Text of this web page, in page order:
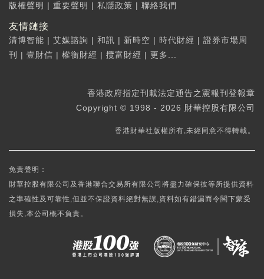
版權聲明 | 重要聲明 | 私隱政策 | 聯絡我們
友情鏈接
清博智能 | 艾媒諮詢 | 和訊 | 新時空 | 時代財經 | 證券市場周
刊
| 壹財信 | 權衡財經 | 攬富財經 | 更多...
香港政府指定刊載法定通告之憲報刊登報章
Copyright © 1998 - 2026 財華控股有限公司
香港財華社版權所有,未經同意不得轉載。
免責聲明：
財華控股有限公司及香港聯合交易所有限公司將盡力確保彼等所提供資料
之準確性及可靠性,但並不保證資料絕對無誤,資料如有錯漏而令閣下蒙受
損失,本公司概不負責。